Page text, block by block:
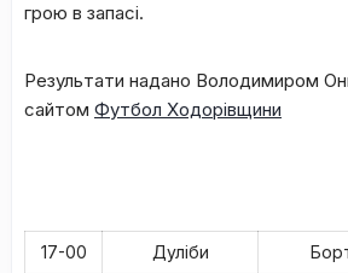
грою в запасі.
Результати надано Володимиром
сайтом Футбол Ходорівщини
17-00 Дуліби